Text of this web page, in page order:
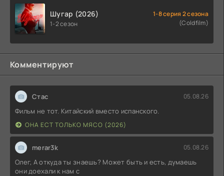
Шугар (2026)
1-2 сезон
1-8 серия 2 сезона
(Coldfilm)
Комментируют
Стас 05.08.26
Фильм не тот. Китайский вместо испанского.
ОНА ЕСТ ТОЛЬКО МЯСО (2026)
merar3k 05.08.26
Олег, А откуда ты знаешь? Может быть и есть, думаешь
они доехали к нам с